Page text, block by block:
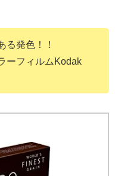
発色！！
ーフィルムKodak